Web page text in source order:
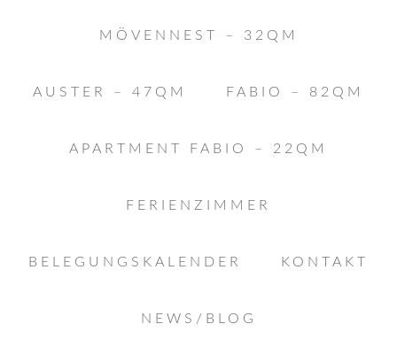
MÖVENNEST – 32QM
AUSTER – 47QM FABIO – 82QM
APARTMENT FABIO – 22QM
FERIENZIMMER
BELEGUNGSKALENDER KONTAKT
NEWS/BLOG